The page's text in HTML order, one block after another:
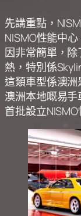
先講重點，
NISMO性能中
因非常簡單，
熱，特別係
這類車型係澳
澳洲本地嘅易
首批設立